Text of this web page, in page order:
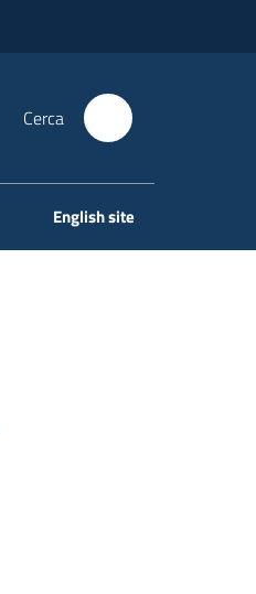
Cerca
English site